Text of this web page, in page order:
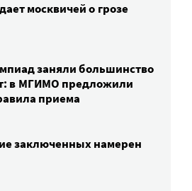
москвичей о грозе
заняли большинство
в МГИМО предложили
приема
заключенных намерен